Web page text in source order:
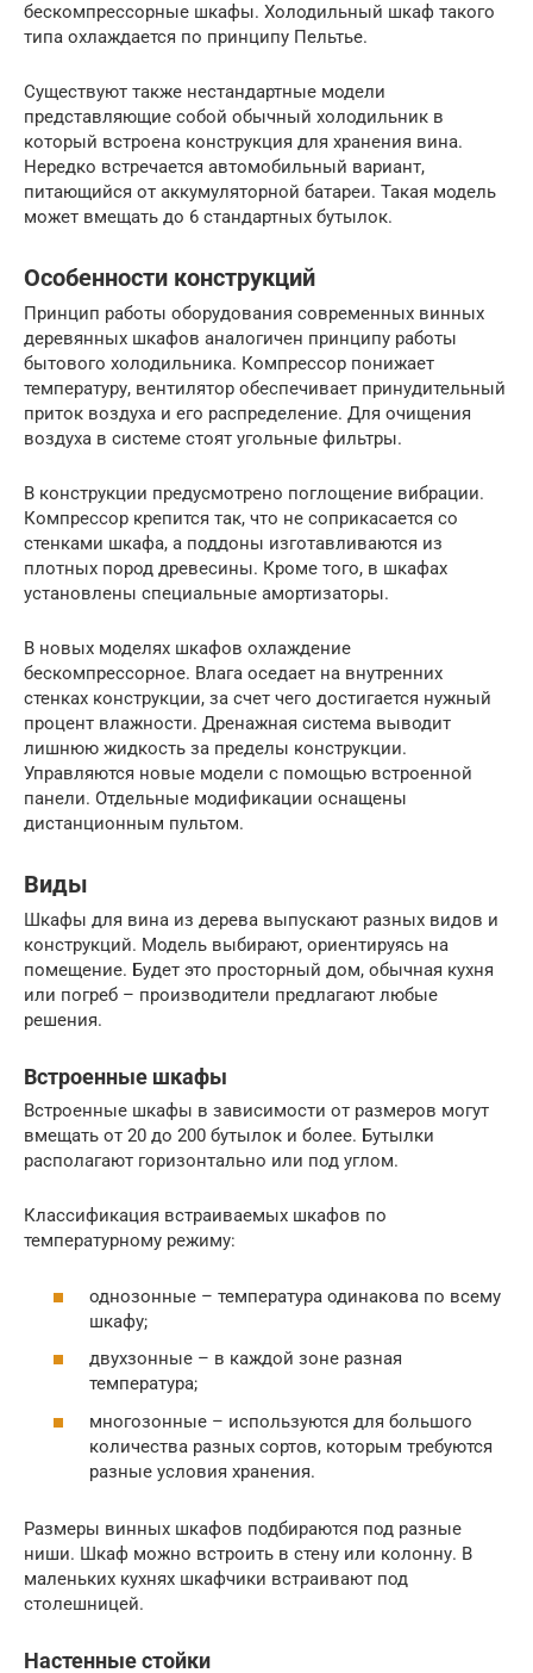
бескомпрессорные шкафы. Холодильный шкаф такого
типа охлаждается по принципу Пельтье.
Существуют также нестандартные модели
представляющие собой обычный холодильник в
который встроена конструкция для хранения вина.
Нередко встречается автомобильный вариант,
питающийся от аккумуляторной батареи. Такая модель
может вмещать до 6 стандартных бутылок.
Особенности конструкций
Принцип работы оборудования современных винных
деревянных шкафов аналогичен принципу работы
бытового холодильника. Компрессор понижает
температуру, вентилятор обеспечивает принудительный
приток воздуха и его распределение. Для очищения
воздуха в системе стоят угольные фильтры.
В конструкции предусмотрено поглощение вибрации.
Компрессор крепится так, что не соприкасается со
стенками шкафа, а поддоны изготавливаются из
плотных пород древесины. Кроме того, в шкафах
установлены специальные амортизаторы.
В новых моделях шкафов охлаждение
бескомпрессорное. Влага оседает на внутренних
стенках конструкции, за счет чего достигается нужный
процент влажности. Дренажная система выводит
лишнюю жидкость за пределы конструкции.
Управляются новые модели с помощью встроенной
панели. Отдельные модификации оснащены
дистанционным пультом.
Виды
Шкафы для вина из дерева выпускают разных видов и
конструкций. Модель выбирают, ориентируясь на
помещение. Будет это просторный дом, обычная кухня
или погреб – производители предлагают любые
решения.
Встроенные шкафы
Встроенные шкафы в зависимости от размеров могут
вмещать от 20 до 200 бутылок и более. Бутылки
располагают горизонтально или под углом.
Классификация встраиваемых шкафов по
температурному режиму:
однозонные – температура одинакова по всему
шкафу;
двухзонные – в каждой зоне разная
температура;
многозонные – используются для большого
количества разных сортов, которым требуются
разные условия хранения.
Размеры винных шкафов подбираются под разные
ниши. Шкаф можно встроить в стену или колонну. В
маленьких кухнях шкафчики встраивают под
столешницей.
Настенные стойки